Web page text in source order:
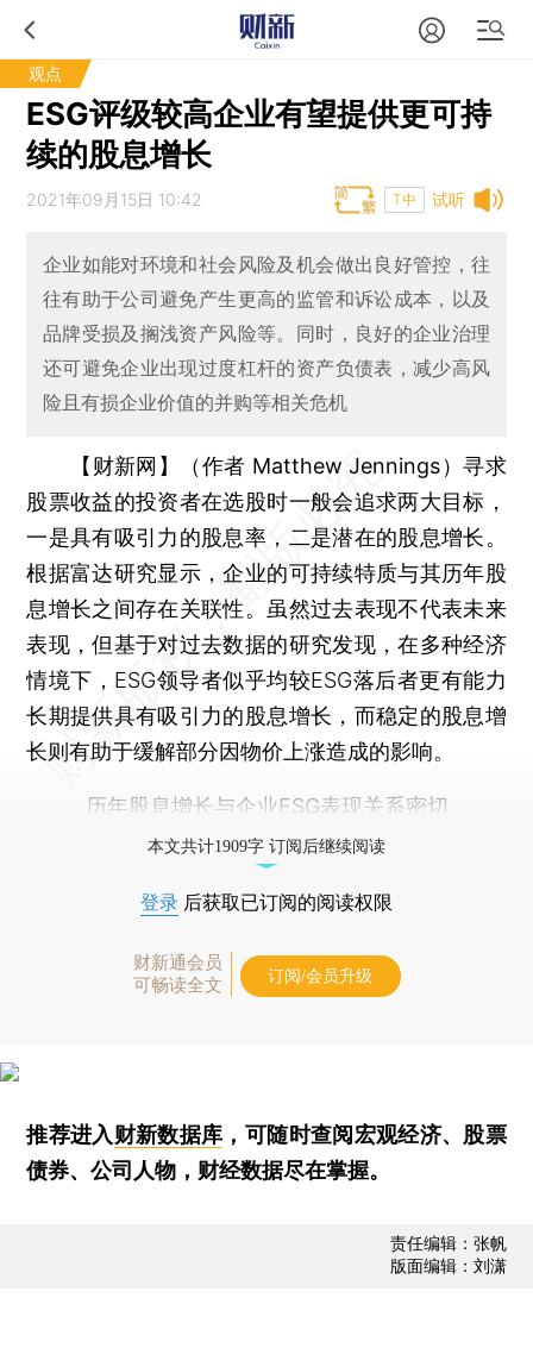
观点
ESG评级较高企业有望提供更可持
续的股息增长
试听
2021年09月15日 10:42 T中
企业如能对环境和社会风险及机会做出良好管控，往
往有助于公司避免产生更高的监管和诉讼成本，以及
品牌受损及搁浅资产风险等。同时，良好的企业治理
还可避免企业出现过度杠杆的资产负债表，减少高风
险且有损企业价值的并购等相关危机
【财新网】（作者 Matthew Jennings）寻求
股票收益的投资者在选股时一般会追求两大目标，
一是具有吸引力的股息率，二是潜在的股息增长。
根据富达研究显示，企业的可持续特质与其历年股
息增长之间存在关联性。虽然过去表现不代表未来
表现，但基于对过去数据的研究发现，在多种经济
情境下，ESG领导者似乎均较ESG落后者更有能力
长期提供具有吸引力的股息增长，而稳定的股息增
长则有助于缓解部分因物价上涨造成的影响。
历年股息增长与企业ESG表现关系密切
本文共计1909字 订阅后继续阅读
登录 后获取已订阅的阅读权限
财新通会员
可畅读全文
订阅/会员升级
推荐进入财新数据库 ，可随时查阅宏观经济、股票
债券、公司人物，财经数据尽在掌握。
责任编辑：张帆
版面编辑：刘潇